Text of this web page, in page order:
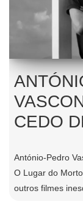
CEDO
António-Pedro
O Lugar do
outros filmes